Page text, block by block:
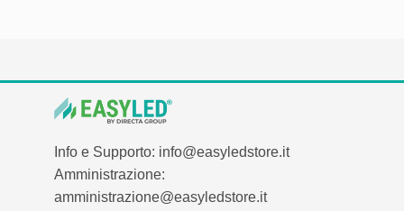
Info e Supporto: info@easyledstore.it
Amministrazione:
amministrazione@easyledstore.it